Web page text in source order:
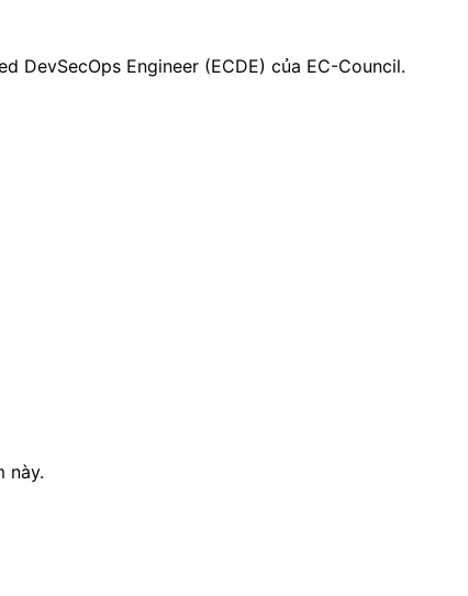
Engineer (ECDE) của EC-Council.
này.